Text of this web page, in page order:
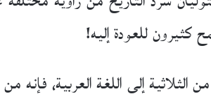
كثيرون للعودة إليه!
إلى اللغة العربية، فإنه